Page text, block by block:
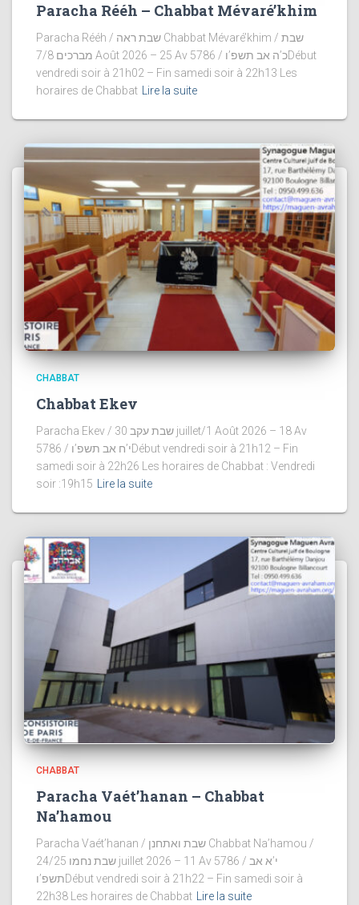
Paracha Rééh – Chabbat Mévaré’khim
Paracha Rééh / שבת ראה Chabbat Mévaré’khim / שבת
מברכים 7/8 Août 2026 – 25 Av 5786 / כ’ה אב תשפ’וDébut
vendredi soir à 21h02 – Fin samedi soir à 22h13 Les
horaires de Chabbat
Lire la suite
CHABBAT
Chabbat Ekev
Paracha Ekev / שבת עקב 30 juillet/1 Août 2026 – 18 Av
5786 / י’ח אב תשפ’וDébut vendredi soir à 21h12 – Fin
samedi soir à 22h26 Les horaires de Chabbat : Vendredi
soir :19h15
Lire la suite
CHABBAT
Paracha Vaét’hanan – Chabbat
Na’hamou
Paracha Vaét’hanan / שבת ואתחנן Chabbat Na’hamou /
שבת נחמו 24/25 juillet 2026 – 11 Av 5786 / י’א אב
תשפ’וDébut vendredi soir à 21h22 – Fin samedi soir à
22h38 Les horaires de Chabbat Lire la suite